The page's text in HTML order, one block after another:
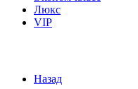
Люкс
VIP
Назад